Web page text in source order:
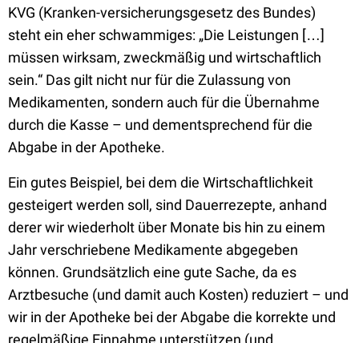
KVG (Kranken-versicherungsgesetz des Bundes)
steht ein eher schwammiges: „Die Leistungen […]
müssen wirksam, zweckmäßig und wirtschaftlich
sein.“ Das gilt nicht nur für die Zulassung von
Medikamenten, sondern auch für die Übernahme
durch die Kasse – und dementsprechend für die
Abgabe in der Apotheke.
Ein gutes Beispiel, bei dem die Wirtschaftlichkeit
gesteigert werden soll, sind Dauerrezepte, anhand
derer wir wiederholt über Monate bis hin zu einem
Jahr verschriebene Medikamente abgegeben
können. Grundsätzlich eine gute Sache, da es
Arztbesuche (und damit auch Kosten) reduziert – und
wir in der Apotheke bei der Abgabe die korrekte und
regelmäßige Einnahme unterstützen (und